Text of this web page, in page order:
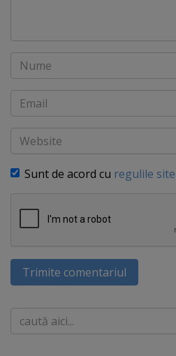
Nume
Email
Website
Sunt de acord cu regulile
Trimite comentariul
Caută